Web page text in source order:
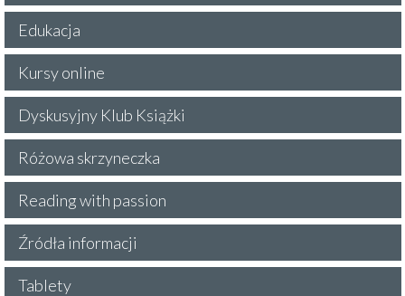
Edukacja
Kursy online
Dyskusyjny Klub Książki
Różowa skrzyneczka
Reading with passion
Źródła informacji
Tablety